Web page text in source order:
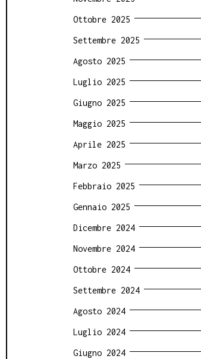
Ottobre 2025
Settembre 2025
Agosto 2025
Luglio 2025
Giugno 2025
Maggio 2025
Aprile 2025
Marzo 2025
Febbraio 2025
Gennaio 2025
Dicembre 2024
Novembre 2024
Ottobre 2024
Settembre 2024
Agosto 2024
Luglio 2024
Giugno 2024